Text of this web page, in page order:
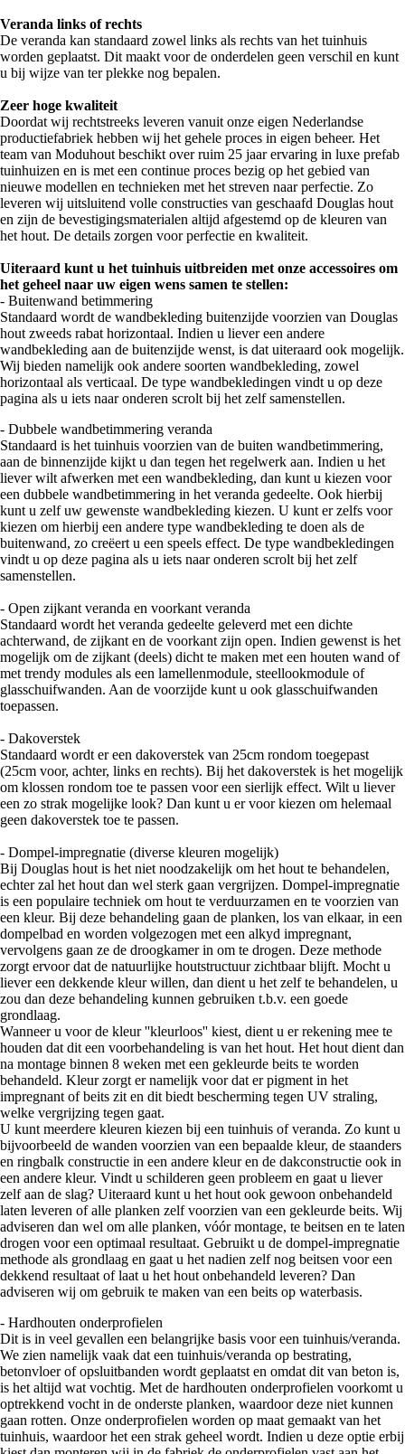
Veranda links of rechts
De veranda kan standaard zowel links als rechts van het tuinhuis
worden geplaatst. Dit maakt voor de onderdelen geen verschil en kunt
u bij wijze van ter plekke nog bepalen.
Zeer hoge kwaliteit
Doordat wij rechtstreeks leveren vanuit onze eigen Nederlandse
productiefabriek hebben wij het gehele proces in eigen beheer. Het
team van Moduhout beschikt over ruim 25 jaar ervaring in luxe prefab
tuinhuizen en is met een continue proces bezig op het gebied van
nieuwe modellen en technieken met het streven naar perfectie. Zo
leveren wij uitsluitend volle constructies van geschaafd Douglas hout
en zijn de bevestigingsmaterialen altijd afgestemd op de kleuren van
het hout. De details zorgen voor perfectie en kwaliteit.
Uiteraard kunt u het tuinhuis uitbreiden met onze accessoires om
het geheel naar uw eigen wens samen te stellen:
- Buitenwand betimmering
Standaard wordt de wandbekleding buitenzijde voorzien van Douglas
hout zweeds rabat horizontaal. Indien u liever een andere
wandbekleding aan de buitenzijde wenst, is dat uiteraard ook mogelijk.
Wij bieden namelijk ook andere soorten wandbekleding, zowel
horizontaal als verticaal. De type wandbekledingen vindt u op deze
pagina als u iets naar onderen scrolt bij het zelf samenstellen.
- Dubbele wandbetimmering veranda
Standaard is het tuinhuis voorzien van de buiten wandbetimmering,
aan de binnenzijde kijkt u dan tegen het regelwerk aan. Indien u het
liever wilt afwerken met een wandbekleding, dan kunt u kiezen voor
een dubbele wandbetimmering in het veranda gedeelte. Ook hierbij
kunt u zelf uw gewenste wandbekleding kiezen. U kunt er zelfs voor
kiezen om hierbij een andere type wandbekleding te doen als de
buitenwand, zo creëert u een speels effect. De type wandbekledingen
vindt u op deze pagina als u iets naar onderen scrolt bij het zelf
samenstellen.
- Open zijkant veranda en voorkant veranda
Standaard wordt het veranda gedeelte geleverd met een dichte
achterwand, de zijkant en de voorkant zijn open. Indien gewenst is het
mogelijk om de zijkant (deels) dicht te maken met een houten wand of
met trendy modules als een lamellenmodule, steellookmodule of
glasschuifwanden. Aan de voorzijde kunt u ook glasschuifwanden
toepassen.
- Dakoverstek
Standaard wordt er een dakoverstek van 25cm rondom toegepast
(25cm voor, achter, links en rechts). Bij het dakoverstek is het mogelijk
om klossen rondom toe te passen voor een sierlijk effect. Wilt u liever
een zo strak mogelijke look? Dan kunt u er voor kiezen om helemaal
geen dakoverstek toe te passen.
- Dompel-impregnatie (diverse kleuren mogelijk)
Bij Douglas hout is het niet noodzakelijk om het hout te behandelen,
echter zal het hout dan wel sterk gaan vergrijzen. Dompel-impregnatie
is een populaire techniek om hout te verduurzamen en te voorzien van
een kleur. Bij deze behandeling gaan de planken, los van elkaar, in een
dompelbad en worden volgezogen met een alkyd impregnant,
vervolgens gaan ze de droogkamer in om te drogen. Deze methode
zorgt ervoor dat de natuurlijke houtstructuur zichtbaar blijft. Mocht u
liever een dekkende kleur willen, dan dient u het zelf te behandelen, u
zou dan deze behandeling kunnen gebruiken t.b.v. een goede
grondlaag.
Wanneer u voor de kleur ''kleurloos'' kiest, dient u er rekening mee te
houden dat dit een voorbehandeling is van het hout. Het hout dient dan
na montage binnen 8 weken met een gekleurde beits te worden
behandeld. Kleur zorgt er namelijk voor dat er pigment in het
impregnant of beits zit en dit biedt bescherming tegen UV straling,
welke vergrijzing tegen gaat.
U kunt meerdere kleuren kiezen bij een tuinhuis of veranda. Zo kunt u
bijvoorbeeld de wanden voorzien van een bepaalde kleur, de staanders
en ringbalk constructie in een andere kleur en de dakconstructie ook in
een andere kleur. Vindt u schilderen geen probleem en gaat u liever
zelf aan de slag? Uiteraard kunt u het hout ook gewoon onbehandeld
laten leveren of alle planken zelf voorzien van een gekleurde beits. Wij
adviseren dan wel om alle planken, vóór montage, te beitsen en te laten
drogen voor een optimaal resultaat. Gebruikt u de dompel-impregnatie
methode als grondlaag en gaat u het nadien zelf nog beitsen voor een
dekkend resultaat of laat u het hout onbehandeld leveren? Dan
adviseren wij om gebruik te maken van een beits op waterbasis.
- Hardhouten onderprofielen
Dit is in veel gevallen een belangrijke basis voor een tuinhuis/veranda.
We zien namelijk vaak dat een tuinhuis/veranda op bestrating,
betonvloer of opsluitbanden wordt geplaatst en omdat dit van beton is,
is het altijd wat vochtig. Met de hardhouten onderprofielen voorkomt u
optrekkend vocht in de onderste planken, waardoor deze niet kunnen
gaan rotten. Onze onderprofielen worden op maat gemaakt van het
tuinhuis, waardoor het een strak geheel wordt. Indien u deze optie erbij